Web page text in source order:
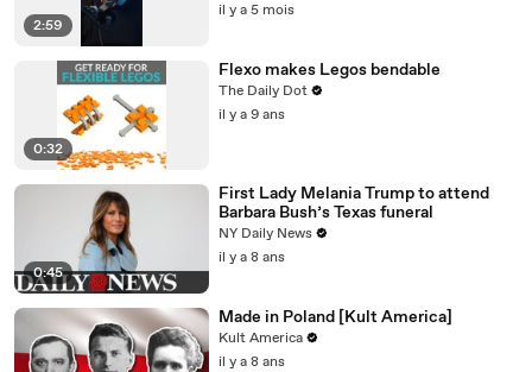
2:59
il y a 5 mois
0:32
Flexo makes Legos bendable
The Daily Dot
il y a 9 ans
0:45
First Lady Melania Trump to attend
Barbara Bush’s Texas funeral
NY Daily News
il y a 8 ans
Made in Poland [Kult America]
Kult America
il y a 8 ans